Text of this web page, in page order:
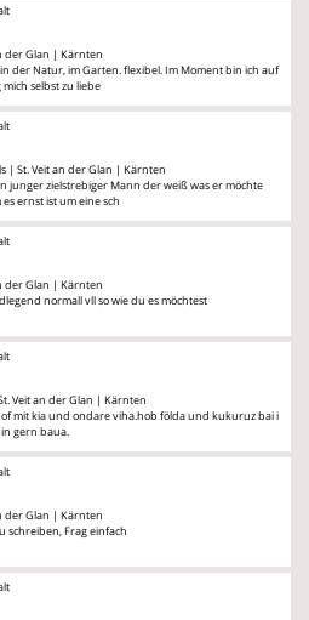
der Glan | Kärnten
der Natur, im Garten. flexibel. Im Moment bin ich auf
mich selbst zu liebe
| St. Veit an der Glan | Kärnten
junger zielstrebiger Mann der weiß was er möchte
ernst ist um eine sch
der Glan | Kärnten
normall vll so wie du es möchtest
Veit an der Glan | Kärnten
mit kia und ondare viha.hob földa und kukuruz bai i
gern baua.
der Glan | Kärnten
schreiben, Frag einfach